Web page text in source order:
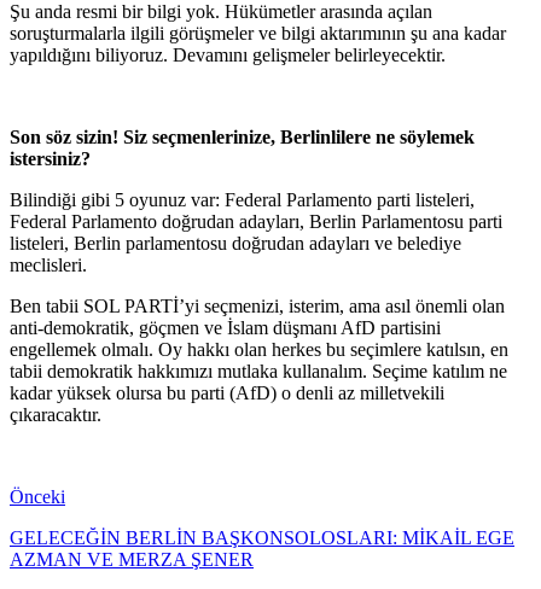
Şu anda resmi bir bilgi yok. Hükümetler arasında açılan
soruşturmalarla ilgili görüşmeler ve bilgi aktarımının şu ana kadar
yapıldığını biliyoruz. Devamını gelişmeler belirleyecektir.
Son söz sizin! Siz seçmenlerinize, Berlinlilere ne söylemek
istersiniz?
Bilindiği gibi 5 oyunuz var: Federal Parlamento parti listeleri,
Federal Parlamento doğrudan adayları, Berlin Parlamentosu parti
listeleri, Berlin parlamentosu doğrudan adayları ve belediye
meclisleri.
Ben tabii SOL PARTİ’yi seçmenizi, isterim, ama asıl önemli olan
anti-demokratik, göçmen ve İslam düşmanı AfD partisini
engellemek olmalı. Oy hakkı olan herkes bu seçimlere katılsın, en
tabii demokratik hakkımızı mutlaka kullanalım. Seçime katılım ne
kadar yüksek olursa bu parti (AfD) o denli az milletvekili
çıkaracaktır.
Önceki
GELECEĞİN BERLİN BAŞKONSOLOSLARI: MİKAİL EGE
AZMAN VE MERZA ŞENER